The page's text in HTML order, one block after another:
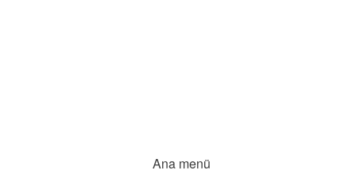
Ana menü